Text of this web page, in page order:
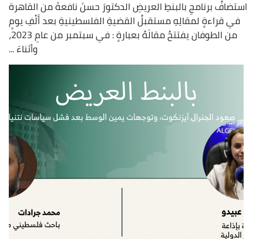
استضافُ برنامجِ بالبنطِ العريضِ الدكتورَ حسنَ نافعةَ من القاهرة
في قراءةٍ لمقالِهِ مستقبلُ القضيةِ الفلسطينيةِ بعد أَلْفِ يومٍ
من الطوفان يفتتحُ مقالَهُ بعبارةٍ : في سبتمبر من عامِ 2023،
وأثناءَ ...